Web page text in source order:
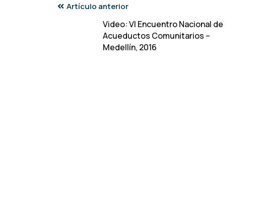
Artículo anterior
Video: VI Encuentro Nacional de
Acueductos Comunitarios –
Medellín, 2016